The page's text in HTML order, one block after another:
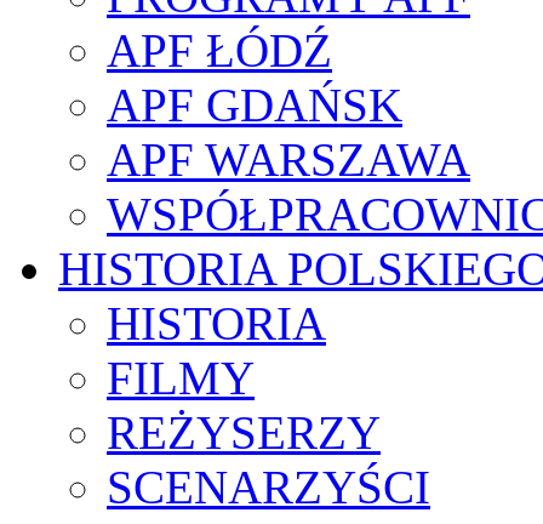
APF ŁÓDŹ
APF GDAŃSK
APF WARSZAWA
HISTORIA
HISTORIA
FILMY
REŻYSERZY
SCENARZYŚCI